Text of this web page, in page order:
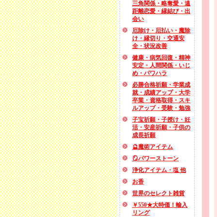
三角関係・略奪愛・遠
距離恋愛・縁結び・出
会い
厄除け・厄払い・魔除
け・縁切り・交通安
全・状況改善
健康・病気回復・精神
安定・人間関係・いじ
め・パワハラ
必勝合格祈願・学業成
就・成績アップ・大学
卒業・資格取得・スキ
ルアップ・受験・勉強
子宝祈願・子授け・妊
活・安産祈願・子供の
成長祈願
🔮魔術アイテム
🪞パワーストーン
浄化アイテム・塩 他
お香
世界のセレクト雑貨
￥550★大特価！輸入
リング